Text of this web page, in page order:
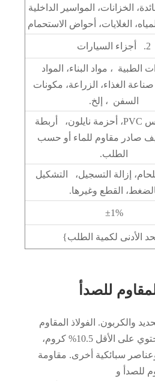
الخزانات، المواسير الداخلية
الغلايات، أحواض الاستحمام
2. أجزاء السيارات
الطبية ، مواد البناء، المواد
صناعة الغذاء، الزراعة، مكونات
السفن ، إلخ.
حزم، أكياس PVC، أحزمة نايلون، أربطة
صادر مقاوم للماء أو حسب
الطلب.
اللحام، إزالة التسجيل، التشكيل
القطع وغيرها.
±1%
الأدنى لكمية الطلب}
للصدأ
والكربون. الفولاذ المقاوم
للصدأ هو الفولاذ الذي يحتوي على الأقل 10.5% كروم،
وعناصر سبائكية أخرى. مقاومة
للصدأ و